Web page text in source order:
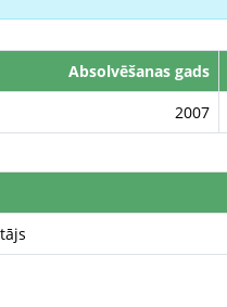
Absolvēšanas gads
2007